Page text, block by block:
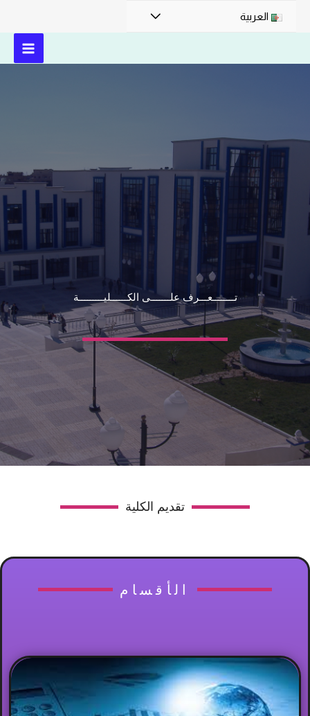
العربية
تــــــــعـــرف علـــــــى الكــــــليـــــــــة
تقديم الكلية
الأقسام